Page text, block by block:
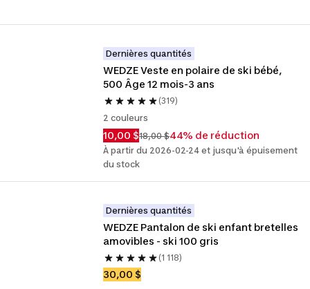
Dernières quantités
WEDZE Veste en polaire de ski bébé,
500 Âge 12 mois-3 ans
(319)
2 couleurs
10,00 $18,00 $44% de réduction
À partir du 2026-02-24 et jusqu'à épuisement
du stock
Dernières quantités
WEDZE Pantalon de ski enfant bretelles
amovibles - ski 100 gris
(1 118)
30,00 $